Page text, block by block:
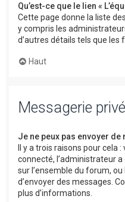
Qu’est-ce que le lien «
Cette page donne la liste
y compris les
d’autres détails tels que les
Haut
Messagerie
Je ne peux pas envoyer
Il y a trois raisons pour cela
connecté, l’administrateur
sur l’ensemble du forum,
d’envoyer des messages.
plus d’informations.